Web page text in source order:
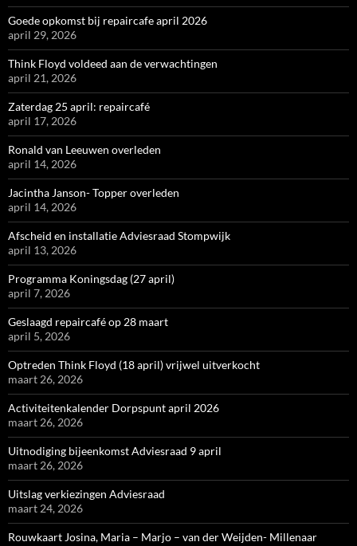
Goede opkomst bij repaircafe april 2026
april 29, 2026
Think Floyd voldeed aan de verwachtingen
april 21, 2026
Zaterdag 25 april: repaircafé
april 17, 2026
Ronald van Leeuwen overleden
april 14, 2026
Jacintha Janson- Topper overleden
april 14, 2026
Afscheid en installatie Adviesraad Stompwijk
april 13, 2026
Programma Koningsdag (27 april)
april 7, 2026
Geslaagd repaircafé op 28 maart
april 5, 2026
Optreden Think Floyd (18 april) vrijwel uitverkocht
maart 26, 2026
Activiteitenkalender Dorpspunt april 2026
maart 26, 2026
Uitnodiging bijeenkomst Adviesraad 9 april
maart 26, 2026
Uitslag verkiezingen Adviesraad
maart 24, 2026
Rouwkaart Josina, Maria – Marjo – van der Weijden- Millenaar